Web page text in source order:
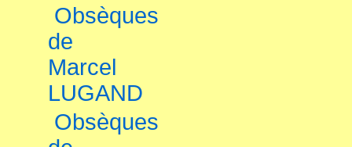
Obsèques
de
Marcel
LUGAND
Obsèques